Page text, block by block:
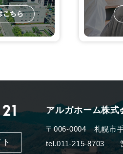
アルガホーム株式
〒006-0004 札幌市
tel.011-215-8703